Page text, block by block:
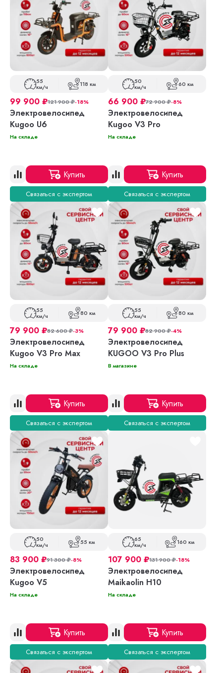
55
км/ч 118 км
99 900 ₽121 900₽-18%
Электровелосипед
Kugoo U6
На складе
Купить
Связаться с экспертом
50
км/ч 60 км
66 900 ₽72 900₽-8%
Электровелосипед
Kugoo V3 Pro
На складе
Купить
Связаться с экспертом
55
км/ч 80 км
79 900 ₽82 600₽-3%
Электровелосипед
Kugoo V3 Pro Max
На складе
Купить
Связаться с экспертом
55
км/ч 80 км
79 900 ₽82 900₽-4%
Электровелосипед
KUGOO V3 Pro Plus
В магазине
Купить
Связаться с экспертом
50
км/ч 55 км
83 900 ₽91 300₽-8%
Электровелосипед
Kugoo V5
На складе
Купить
Связаться с экспертом
65
км/ч 160 км
107 900 ₽131 900₽-18%
Электровелосипед
Maikaolin H10
На складе
Купить
Связаться с экспертом